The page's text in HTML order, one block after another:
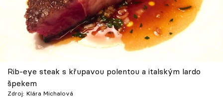
Rib-eye steak s křupavou polentou a italským lardo
špekem
Zdroj: Klára Michalová